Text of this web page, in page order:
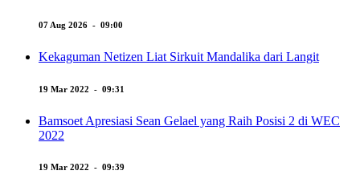
07 Aug 2026 - 09:00
Kekaguman Netizen Liat Sirkuit Mandalika dari Langit
19 Mar 2022 - 09:31
Bamsoet Apresiasi Sean Gelael yang Raih Posisi 2 di WEC
2022
19 Mar 2022 - 09:39